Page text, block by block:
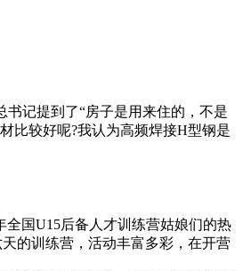
记提到了“房子是用来住的，不是
比较好呢?我认为高频焊接H型钢是
国U15后备人才训练营姑娘们的热
的训练营，活动丰富多彩，在开营